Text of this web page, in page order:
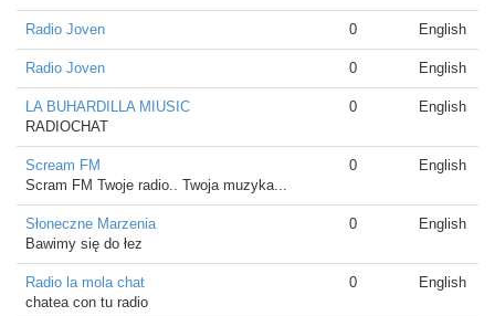
Radio Joven 0 English
Radio Joven 0 English
LA BUHARDILLA MIUSIC
RADIOCHAT
0 English
Scream FM
Scram FM Twoje radio.. Twoja muzyka...
0 English
Słoneczne Marzenia
Bawimy się do łez
0 English
Radio la mola chat
chatea con tu radio
0 English